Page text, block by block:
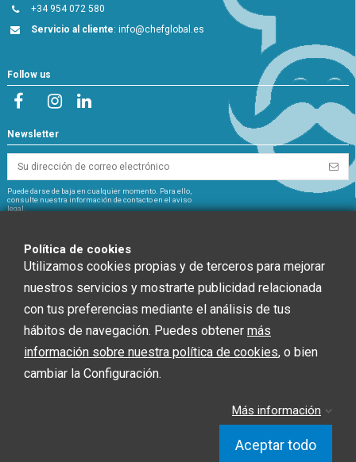
+34 954 072 580
Servicio al cliente:info@chefglobal.es
Follow us
Newsletter
Puede darse de baja en cualquier momento. Para ello,
consulte nuestra información de contacto en el aviso
legal.
CHEF GLOBAL 2014 SOCIEDAD LIMITADA ha recibido una ayuda de la Unión
Europea con cargo al Fondo NextGenerationEU, en el marco del Plan de
Recuperación, Trasformación y Resiliencia, para INSTALACIÓN SOLAR
almacenamiento, con fuentes de Energía renovable, así como la
la Junta de Andalucía, a través de la Agencia Andaluza de la Energía.”
Política de cookies
Utilizamos cookies propias y de terceros para mejorar
nuestros servicios y mostrarte publicidad relacionada
con tus preferencias mediante el análisis de tus
hábitos de navegación. Puedes obtener más
información sobre nuestra política de cookies, o bien
cambiar la Configuración.
Más información
Aceptar todo